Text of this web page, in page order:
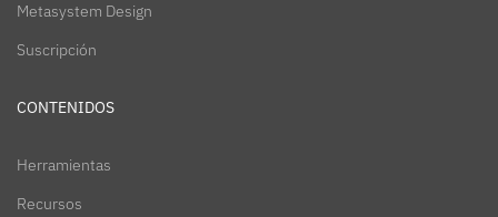
Metasystem Design
Suscripción
CONTENIDOS
Herramientas
Recursos